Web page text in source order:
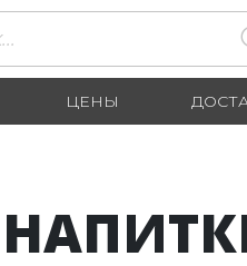
ЦЕНЫ